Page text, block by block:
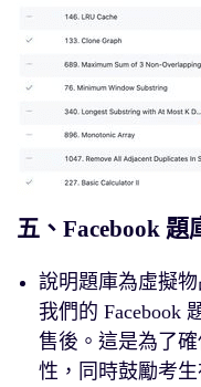
五、Facebook 題
說明題庫為虛擬
我們的 Facebook
售後。這是為了
性，同時鼓勵考